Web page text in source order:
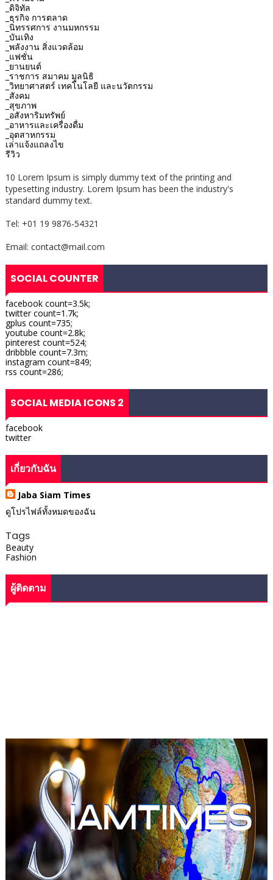
_ดิจิทัล
_ธุรกิจ การตลาด
_นิทรรศการ งานมหกรรม
_บันเทิง
_พลังงาน สิ่งแวดล้อม
_แฟชั่น
_ยานยนต์
_ราชการ สมาคม มูลนิธิ
_วิทยาศาสตร์ เทคโนโลยี และนวัตกรรม
_สังคม
_สุขภาพ
_อสังหาริมทรัพย์
_อาหารและเครื่องดื่ม
_อุตสาหกรรม
เล่าแจ้งแถลงไข
รีวิว
10 Lorem Ipsum is simply dummy text of the printing and
typesetting industry. Lorem Ipsum has been the industry's
standard dummy text.
Tel: +01 19 9876-54321
Email: contact@mail.com
SOCIAL COUNTER
facebook count=3.5k;
twitter count=1.7k;
gplus count=735;
youtube count=2.8k;
pinterest count=524;
dribbble count=7.3m;
instagram count=849;
rss count=286;
SOCIAL MEDIA ICONS 2
facebook
twitter
เกี่ยวกับฉัน
Jaba Siam Times
ดูโปรไฟล์ทั้งหมดของฉัน
Tags
Beauty
Fashion
ผู้ติดตาม